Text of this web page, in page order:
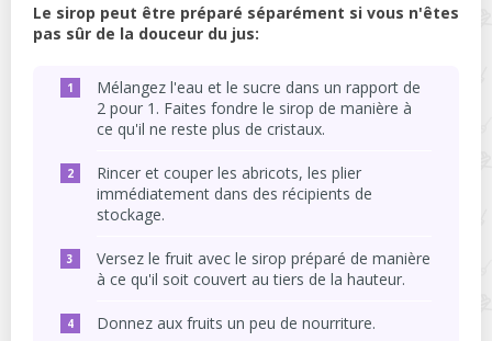
Le sirop peut être préparé séparément si vous n'êtes
pas sûr de la douceur du jus:
Mélangez l'eau et le sucre dans un rapport de
2 pour 1. Faites fondre le sirop de manière à
ce qu'il ne reste plus de cristaux.
Rincer et couper les abricots, les plier
immédiatement dans des récipients de
stockage.
Versez le fruit avec le sirop préparé de manière
à ce qu'il soit couvert au tiers de la hauteur.
Donnez aux fruits un peu de nourriture.